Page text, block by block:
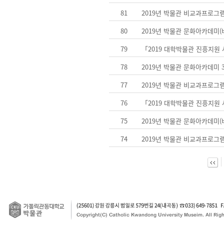
81
2019년 박물관 비교과프로그
80
2019년 박물관 문화아카데미
79
「2019 대학박물관 진흥지
78
2019년 박물관 문화아카데미
77
2019년 박물관 비교과프로그
76
「2019 대학박물관 진흥지
75
2019년 박물관 문화아카데미
74
2019년 박물관 비교과프로그